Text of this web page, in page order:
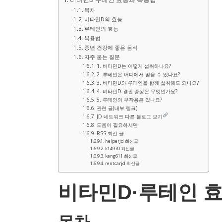
목차
비타민D의 효능
루테인의 효능
복용법
중년 건강에 좋은 음식
자주 묻는 질문
1. 비타민D는 어떻게 섭취하나요?
2. 루테인은 어디에서 얻을 수 있나요?
3. 비타민D와 루테인을 함께 섭취해도 되나요?
4. 비타민D 결핍 증상은 무엇인가요?
5. 루테인의 부작용은 있나요?
관련 글(내부 링크)
JD 네트워크 다른 블로그 보기
도움이 필요하시면
RSS 최신 글
helperjd 최신글
k14970 최신글
kang611 최신글
rentcarjd 최신글
비타민D·루테인